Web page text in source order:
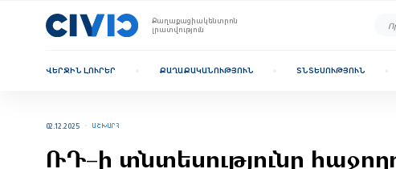
Քաղաքացիակենտրոն
լրատվություն
ՎԵՐՋԻՆ ԼՈՒՐԵՐ ՔԱՂԱՔԱԿԱՆՈՒԹՅՈՒՆ ՏՆՏԵՍՈՒԹՅՈՒՆ
02.12.2025 ԱՇԽԱՐՀ
ՌԴ–ի տնտեսությունը